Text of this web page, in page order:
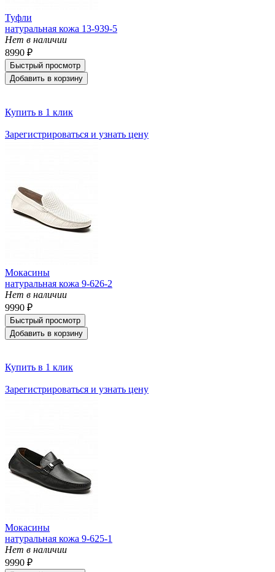
Туфли
натуральная кожа 13-939-5
Нет в наличии
8990 ₽
Быстрый просмотр
Добавить в корзину
Купить в 1 клик
Зарегистрироваться и узнать цену
Мокасины
натуральная кожа 9-626-2
Нет в наличии
9990 ₽
Быстрый просмотр
Добавить в корзину
Купить в 1 клик
Зарегистрироваться и узнать цену
Мокасины
натуральная кожа 9-625-1
Нет в наличии
9990 ₽